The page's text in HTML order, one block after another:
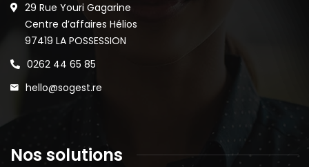
29 Rue Youri Gagarine
Centre d’affaires Hélios
97419 LA POSSESSION
0262 44 65 85
hello@sogest.re
Nos solutions